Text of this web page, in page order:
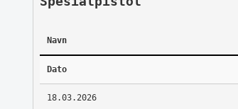
Navn
Dato
18.03.2026